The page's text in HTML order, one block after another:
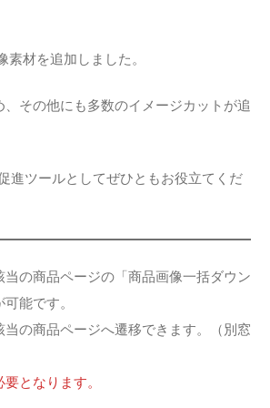
素材を追加しました。
その他にも多数のイメージカットが追
進ツールとしてぜひともお役立てくだ
の商品ページの「商品画像一括ダウン
能です。
の商品ページへ遷移できます。（別窓
となります。